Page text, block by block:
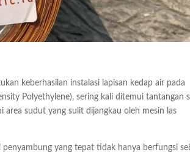
keberhasilan instalasi lapisan kedap air pada
Polyethylene), sering kali ditemui tantangan
area sudut yang sulit dijangkau oleh mesin las
yang tepat tidak hanya berfungsi